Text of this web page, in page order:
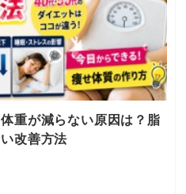
重が減らない原因は？脂
改善方法